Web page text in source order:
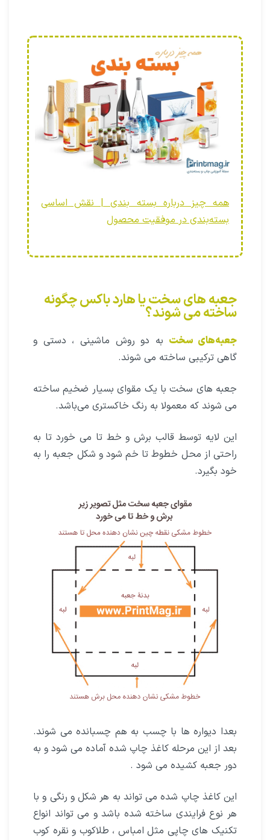
همه چیز درباره بسته بندی | نقش اساسی
بسته‌بندی در موفقیت محصول
جعبه های سخت یا هارد باکس چگونه
ساخته می شوند؟
جعبه‌های سخت به دو روش ماشینی ، دستی و
گاهی ترکیبی ساخته می شوند.
جعبه های سخت با یک مقوای بسیار ضخیم ساخته
می شوند که معمولا به رنگ خاکستری می‌باشد.
این لایه توسط قالب برش و خط تا می خورد تا به
راحتی از محل خطوط تا خم شود و شکل جعبه را به
خود بگیرد.
بعدا دیواره ها با چسب به هم چسبانده می شوند.
بعد از این مرحله کاغذ چاپ شده آماده می شود و به
دور جعبه کشیده می شود .
این کاغذ چاپ شده می تواند به هر شکل و رنگی و با
هر نوع فرایندی ساخته شده باشد و می تواند انواع
تکنیک های چاپی مثل امباس ، طلاکوب و نقره کوب